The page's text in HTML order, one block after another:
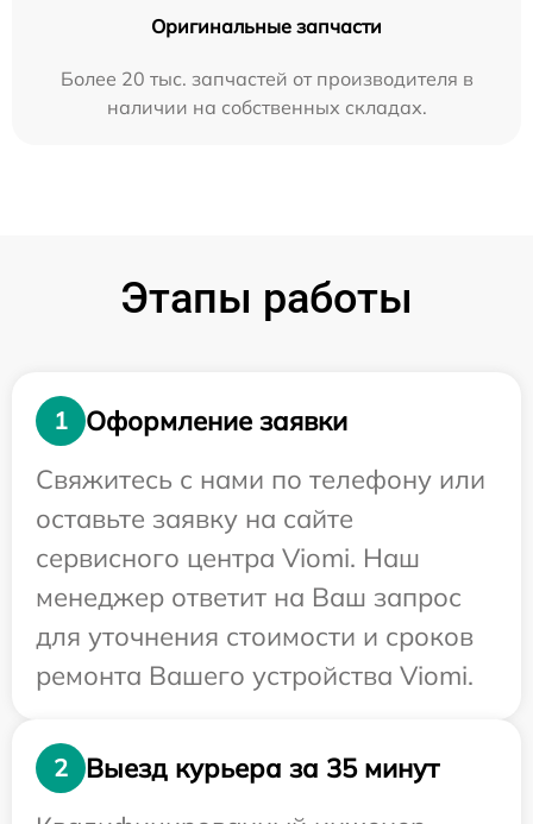
Оригинальные запчасти
Более 20 тыс. запчастей от производителя в
наличии на собственных складах.
Этапы работы
1
Оформление заявки
Свяжитесь с нами по телефону или
оставьте заявку на сайте
сервисного центра Viomi. Наш
менеджер ответит на Ваш запрос
для уточнения стоимости и сроков
ремонта Вашего устройства Viomi.
2
Выезд курьера за 35 минут